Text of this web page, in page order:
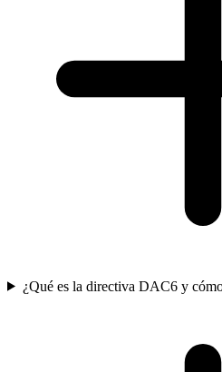
¿Qué es la directiva DAC6 y